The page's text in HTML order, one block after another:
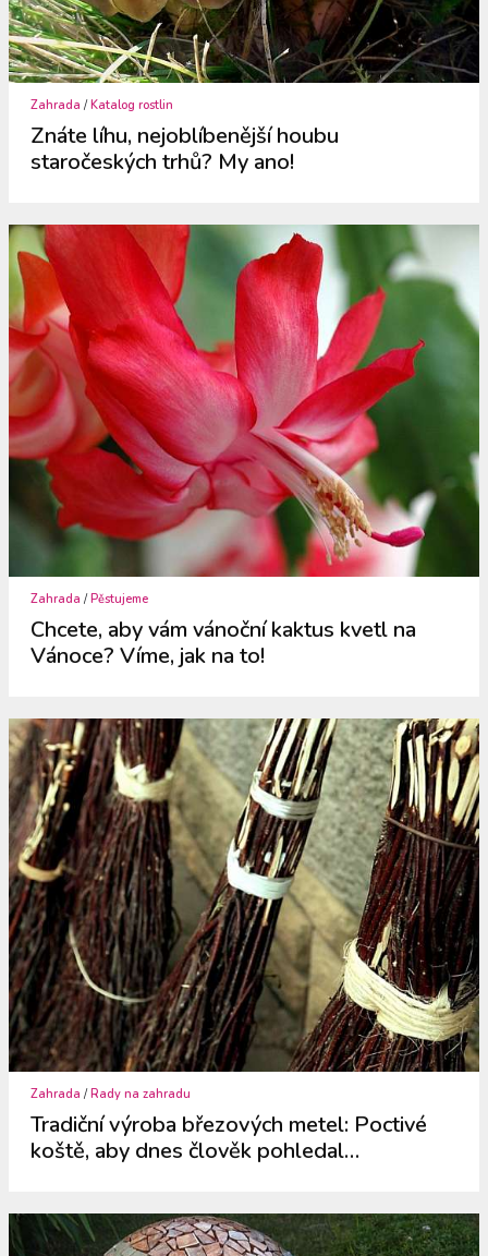
Zahrada /Katalog rostlin
Znáte líhu, nejoblíbenější houbu
staročeských trhů? My ano!
Zahrada /Pěstujeme
Chcete, aby vám vánoční kaktus kvetl na
Vánoce? Víme, jak na to!
Zahrada /Rady na zahradu
Tradiční výroba březových metel: Poctivé
koště, aby dnes člověk pohledal…